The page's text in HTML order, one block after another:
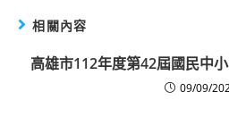
相關內容
高雄市112年度第42屆國民中
09/09/